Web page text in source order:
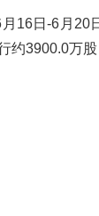
16日-6月20
约3900.0万